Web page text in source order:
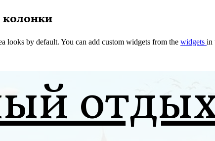
колонки
looks by default. You can add custom widgets from the widgets in